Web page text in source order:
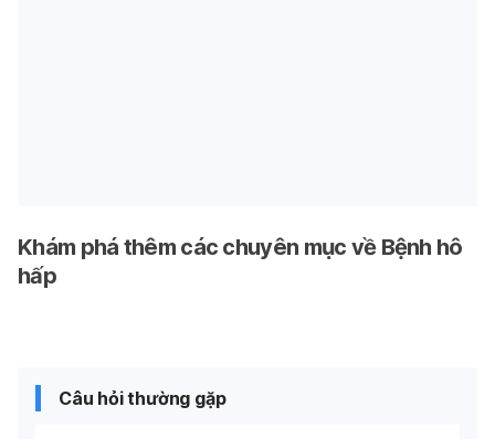
Khám phá thêm các chuyên mục về Bệnh hô
hấp
Câu hỏi thường gặp